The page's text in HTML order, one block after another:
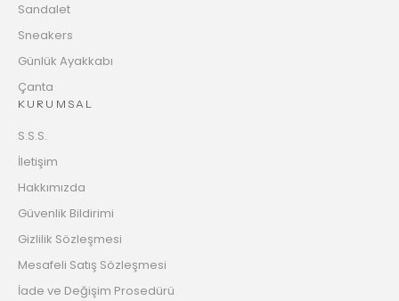
Sandalet
Sneakers
Günlük Ayakkabı
Çanta
KURUMSAL
S.S.S.
İletişim
Hakkımızda
Güvenlik Bildirimi
Gizlilik Sözleşmesi
Mesafeli Satış Sözleşmesi
İade ve Değişim Prosedürü